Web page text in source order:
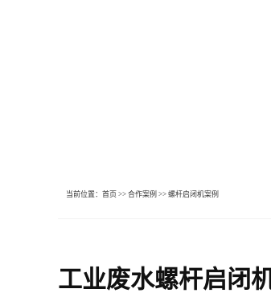
当前位置： 首页 >> 合作案例 >> 螺杆启闭机案例
工业废水螺杆启闭